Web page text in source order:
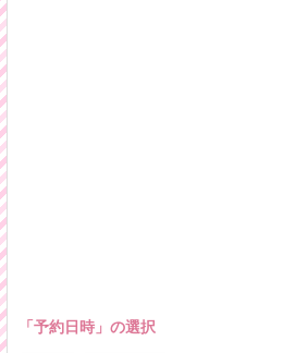
「予約日時」の選択